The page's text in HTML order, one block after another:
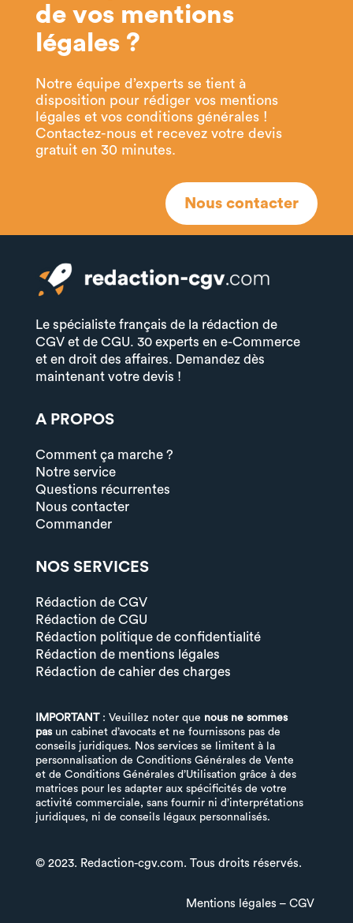
de vos mentions
légales ?
Notre équipe d’experts se tient à
disposition pour rédiger vos mentions
légales et vos conditions générales !
Contactez-nous et recevez votre devis
gratuit en 30 minutes.
Nous contacter
Le spécialiste français de la rédaction de
CGV et de CGU. 30 experts en e-Commerce
et en droit des affaires. Demandez dès
maintenant votre devis !
A PROPOS
Comment ça marche ?
Notre service
Questions récurrentes
Nous contacter
Commander
NOS SERVICES
Rédaction de CGV
Rédaction de CGU
Rédaction politique de confidentialité
Rédaction de mentions légales
Rédaction de cahier des charges
IMPORTANT: Veuillez noter que nous ne sommes
pasun cabinet d’avocats et ne fournissons pas de
conseils juridiques. Nos services se limitent à la
personnalisation de Conditions Générales de Vente
et de Conditions Générales d’Utilisation grâce à des
matrices pour les adapter aux spécificités de votre
activité commerciale, sans fournir ni d’interprétations
juridiques, ni de conseils légaux personnalisés.
© 2023. Redaction-cgv.com. Tous droits réservés.
Mentions légales –CGV